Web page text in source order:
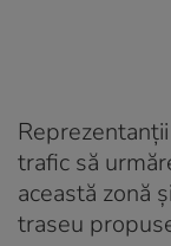
trafic să
această zonă
traseu